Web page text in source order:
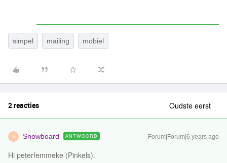
simpel mailing mobiel
2 reacties Oudste eerst
S Snowboard ANTWOORD Forum|Forum|6 years ago
Hi peterfemmeke (Pinkels).